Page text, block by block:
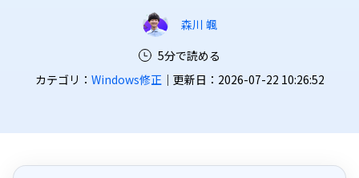
森川 颯
5分で読める
カテゴリ： Windows修正｜更新日：2026-07-22 10:26:52